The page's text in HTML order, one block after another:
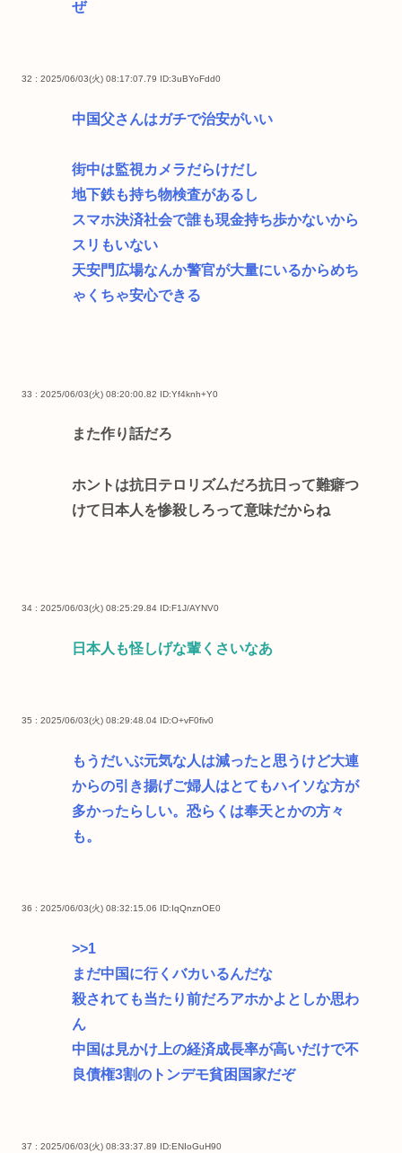
ぜ
32 : 2025/06/03(火) 08:17:07.79 ID:3uBYoFdd0
中国父さんはガチで治安がいい
街中は監視カメラだらけだし
地下鉄も持ち物検査があるし
スマホ決済社会で誰も現金持ち歩かないから
スリもいない
天安門広場なんか警官が大量にいるからめち
ゃくちゃ安心できる
33 : 2025/06/03(火) 08:20:00.82 ID:Yf4knh+Y0
また作り話だろ
ホントは抗日テロリズ厶だろ抗日って難癖つ
けて日本人を惨殺しろって意味だからね
34 : 2025/06/03(火) 08:25:29.84 ID:F1J/AYNV0
日本人も怪しげな輩くさいなあ
35 : 2025/06/03(火) 08:29:48.04 ID:O+vF0fiv0
もうだいぶ元気な人は減ったと思うけど大連
からの引き揚げご婦人はとてもハイソな方が
多かったらしい。恐らくは奉天とかの方々
も。
36 : 2025/06/03(火) 08:32:15.06 ID:IqQnznOE0
>>1
まだ中国に行くバカいるんだな
殺されても当たり前だろアホかよとしか思わ
ん
中国は見かけ上の経済成長率が高いだけで不
良債権3割のトンデモ貧困国家だぞ
37 : 2025/06/03(火) 08:33:37.89 ID:ENIoGuH90